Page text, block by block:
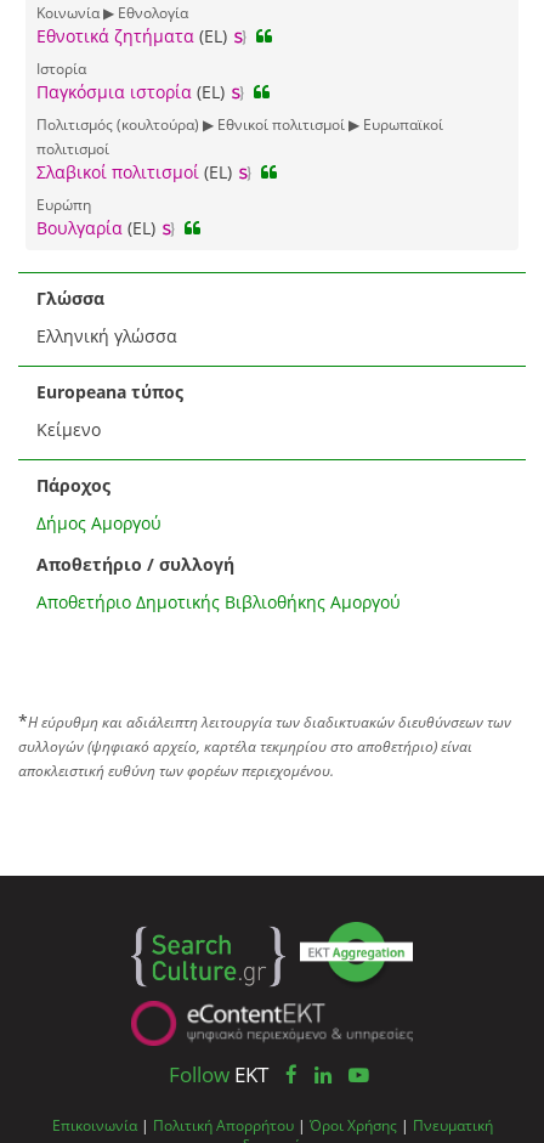
Κοινωνία ▶ Εθνολογία
Εθνοτικά ζητήματα (EL)
Ιστορία
Παγκόσμια ιστορία (EL)
Πολιτισμός (κουλτούρα) ▶ Εθνικοί πολιτισμοί ▶ Ευρωπαϊκοί
πολιτισμοί
Σλαβικοί πολιτισμοί (EL)
Ευρώπη
Βουλγαρία (EL)
Γλώσσα
Ελληνική γλώσσα
Europeana τύπος
Κείμενο
Πάροχος
Δήμος Αμοργού
Αποθετήριο / συλλογή
Αποθετήριο Δημοτικής Βιβλιοθήκης Αμοργού
*Η εύρυθμη και αδιάλειπτη λειτουργία των διαδικτυακών διευθύνσεων των
συλλογών (ψηφιακό αρχείο, καρτέλα τεκμηρίου στο αποθετήριο) είναι
αποκλειστική ευθύνη των φορέων περιεχομένου.
Follow EKT
Επικοινωνία | Πολιτική Απορρήτου | Όροι Χρήσης | Πνευματική